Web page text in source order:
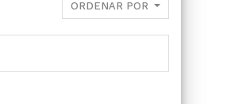
ORDENAR POR